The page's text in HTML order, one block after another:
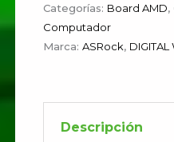
Categorías: Board AMD,
Computador
Marca:ASRock,
Descripción